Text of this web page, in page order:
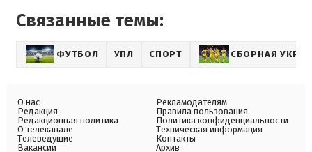
Связанные темы:
ФУТБОЛ УПЛ СПОРТ СБОРНАЯ
О нас
Редакция
Редакционная политика
О телеканале
Телеведущие
Вакансии
Рекламодателям
Правила пользования
Политика конфиденциальности
Техническая информация
Контакты
Архив